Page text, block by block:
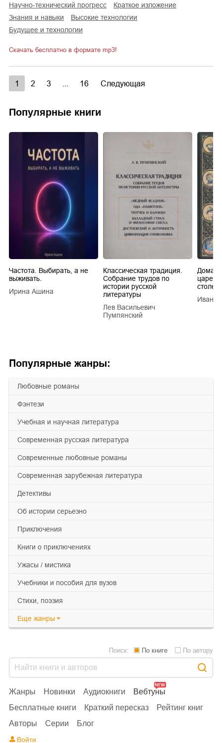
Популярные жанры:
любовные романы
фэнтези
учебная и научная литература
современная русская литература
современные любовные романы
современная зарубежная литература
детективы
об истории серьезно
приключения
книги о приключениях
ужасы / мистика
учебники и пособия для вузов
cтихи, поэзия
Еще жанры
научно-технический прогресс
краткое изложение
знания и навыки
высокие технологии
будущее и технологии
Скачать бесплатно в формате mp3!
1 2 3 16 Следующая
Популярные книги
Частота. Выбирать, а не
выживать.
Ирина Ашина
Классическая традиция.
Собрание трудов по
истории русской
литературы
Лев Васильевич
Пумпянский
царей
Иван
Жанры Новинки Аудиокниги
Вебтуны
Бесплатные книги
Краткий пересказ
Рейтинг книг
Авторы
Серии Блог
Поиск: По книге По автору
Войти